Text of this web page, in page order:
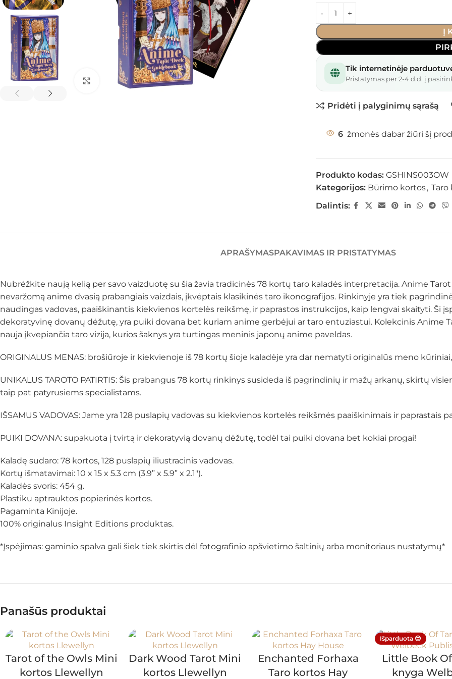
Spustelėkite, kad padidintumėte
Į
Tik internetinėje
Pristatymas per 2-4 d.d. į
Pridėti į palyginimų sąrašą
6 žmonės dabar žiūri šį
Produkto kodas: GSHINS003OW
Kategorijos: Būrimo kortos, Taro
Dalintis:
APRAŠYMASPAKAVIMAS IR PRISTATYMAS
Nubrėžkite naują kelią per savo vaizduotę su šia žavia tradicinės 78 kortų taro kaladės interpretacija. Anime
nevaržomą anime dvasią prabangiais vaizdais, įkvėptais klasikinės taro ikonografijos. Rinkinyje yra tiek
naudingas vadovas, paaiškinantis kiekvienos kortelės reikšmę, ir paprastos instrukcijos, kaip lengvai skaityti. Ši
dekoratyvinę dovanų dėžutę, yra puiki dovana bet kuriam anime gerbėjui ar taro entuziastui. Kolekcinis Anime
nauja įkvepiančia taro vizija, kurios šaknys yra turtingas meninis japonų anime paveldas.
ORIGINALUS MENAS: brošiūroje ir kiekvienoje iš 78 kortų šioje kaladėje yra dar nematyti originalūs meno
UNIKALUS TAROTO PATIRTIS: Šis prabangus 78 kortų rinkinys susideda iš pagrindinių ir mažų arkanų, skirtų
taip pat patyrusiems specialistams.
IŠSAMUS VADOVAS: Jame yra 128 puslapių vadovas su kiekvienos kortelės reikšmės paaiškinimais ir
PUIKI DOVANA: supakuota į tvirtą ir dekoratyvią dovanų dėžutę, todėl tai puiki dovana bet kokiai progai!
Kaladę sudaro: 78 kortos, 128 puslapių iliustracinis vadovas.
Kortų išmatavimai: 10 x 15 x 5.3 cm (3.9” x 5.9” x 2.1″).
Kaladės svoris: 454 g.
Plastiku aptrauktos popierinės kortos.
Pagaminta Kinijoje.
100% originalus Insight Editions produktas.
*Įspėjimas: gaminio spalva gali šiek tiek skirtis dėl fotografinio apšvietimo šaltinių arba monitoriaus nustatymų*
Panašūs produktai
Tarot of the Owls Mini
kortos Llewellyn
Dark Wood Tarot Mini
kortos Llewellyn
Enchanted Forhaxa
Taro kortos Hay
Išparduota 😔
Little Book
knyga